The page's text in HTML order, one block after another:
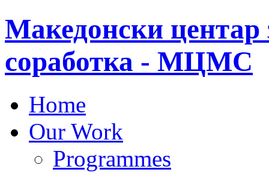
Македонски центар
соработка - МЦМС
Home
Our Work
Programmes